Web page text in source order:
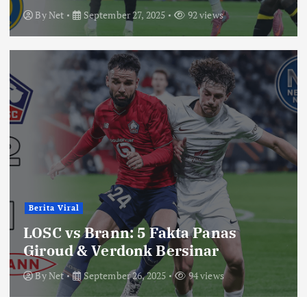
ByNet September 27, 2025 92 views
Berita Viral
LOSC vs Brann: 5 Fakta Panas
Giroud & Verdonk Bersinar
ByNet September 26, 2025 94 views